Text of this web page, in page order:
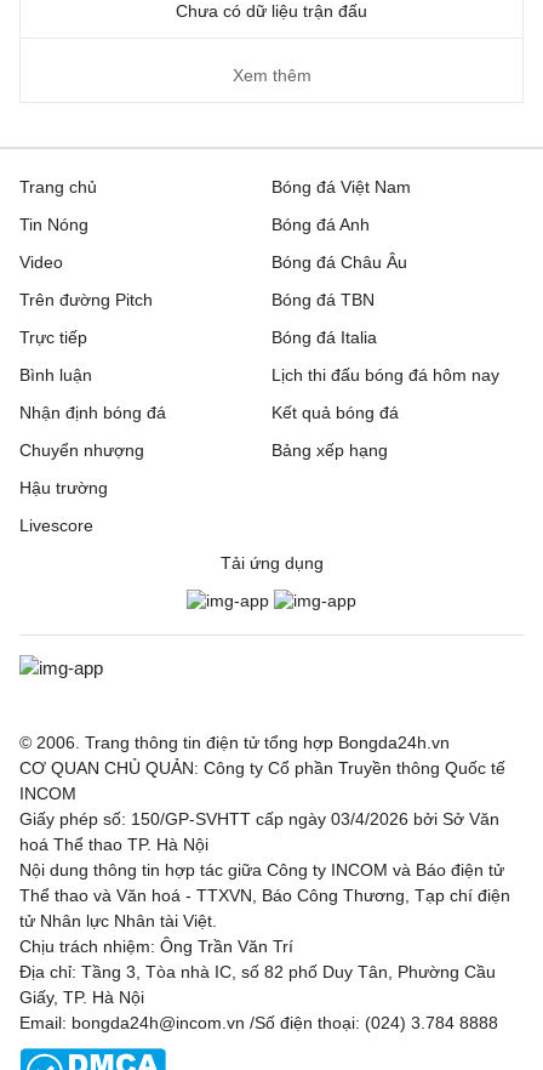
Chưa có dữ liệu trận đấu
Xem thêm
Trang chủ
Tin Nóng
Video
Trên đường Pitch
Trực tiếp
Bóng đá Việt Nam
Bóng đá Anh
Bóng đá Châu Âu
Bóng đá TBN
Bóng đá Italia
Bình luận
Nhận định bóng đá
Chuyển nhượng
Hậu trường
Livescore
Lịch thi đấu bóng đá hôm nay
Kết quả bóng đá
Bảng xếp hạng
Tải ứng dụng
© 2006. Trang thông tin điện tử tổng hợp Bongda24h.vn
CƠ QUAN CHỦ QUẢN: Công ty Cổ phần Truyền thông Quốc tế
INCOM
Giấy phép số: 150/GP-SVHTT cấp ngày 03/4/2026 bởi Sở Văn
hoá Thể thao TP. Hà Nội
Nội dung thông tin hợp tác giữa Công ty INCOM và Báo điện tử
Thể thao và Văn hoá - TTXVN, Báo Công Thương, Tạp chí điện
tử Nhân lực Nhân tài Việt.
Chịu trách nhiệm: Ông Trần Văn Trí
Địa chỉ: Tầng 3, Tòa nhà IC, số 82 phố Duy Tân, Phường Cầu
Giấy, TP. Hà Nội
Email: bongda24h@incom.vn /Số điện thoại: (024) 3.784 8888